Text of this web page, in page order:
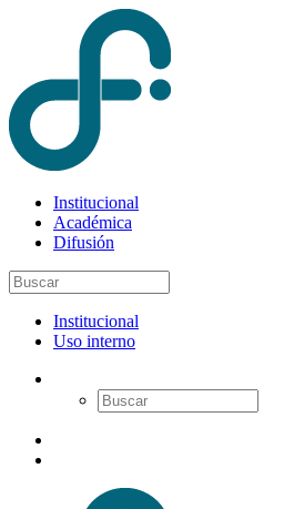
Institucional
Académica
Difusión
Institucional
Uso interno